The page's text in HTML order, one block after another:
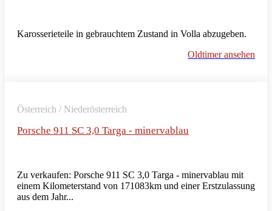
Karosserieteile in gebrauchtem Zustand in Volla abzugeben.
Oldtimer ansehen
Österreich / Niederösterreich
Porsche 911 SC 3,0 Targa - minervablau
Zu verkaufen: Porsche 911 SC 3,0 Targa - minervablau mit
einem Kilometerstand von 171083km und einer Erstzulassung
aus dem Jahr...